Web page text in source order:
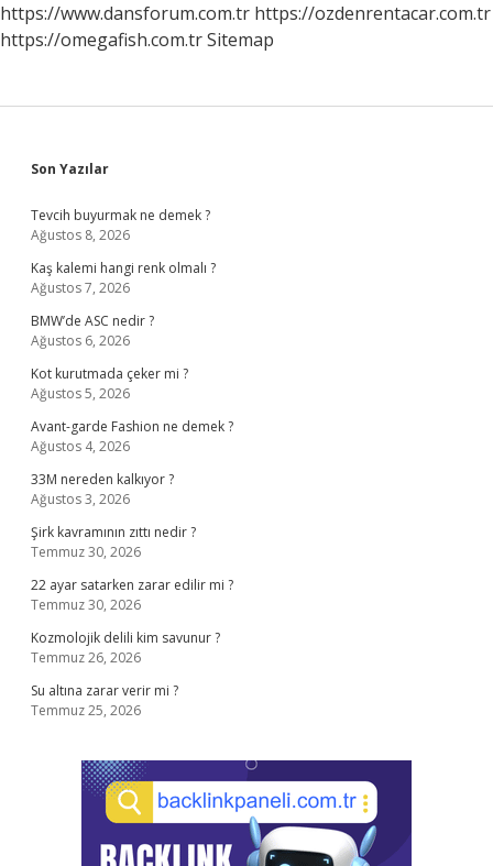
https://www.dansforum.com.tr https://ozdenrentacar.com.tr
https://omegafish.com.trSitemap
Sidebar
Son Yazılar
Tevcih buyurmak ne demek ?
Ağustos 8, 2026
Kaş kalemi hangi renk olmalı ?
Ağustos 7, 2026
BMW’de ASC nedir ?
Ağustos 6, 2026
Kot kurutmada çeker mi ?
Ağustos 5, 2026
Avant-garde Fashion ne demek ?
Ağustos 4, 2026
33M nereden kalkıyor ?
Ağustos 3, 2026
Şirk kavramının zıttı nedir ?
Temmuz 30, 2026
22 ayar satarken zarar edilir mi ?
Temmuz 30, 2026
Kozmolojik delili kim savunur ?
Temmuz 26, 2026
Su altına zarar verir mi ?
Temmuz 25, 2026